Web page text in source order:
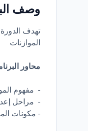
وصف
تهدف
الموازنات
محاور
- مفهوم
- مراحل
- مكونات